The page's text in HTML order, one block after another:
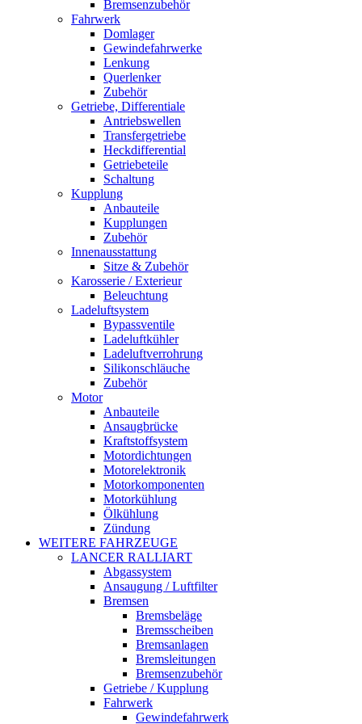
Bremsenzubehör
Fahrwerk
Domlager
Gewindefahrwerke
Lenkung
Querlenker
Zubehör
Getriebe, Differentiale
Antriebswellen
Transfergetriebe
Heckdifferential
Getriebeteile
Schaltung
Kupplung
Anbauteile
Kupplungen
Zubehör
Innenausstattung
Sitze & Zubehör
Karosserie / Exterieur
Beleuchtung
Ladeluftsystem
Bypassventile
Ladeluftkühler
Ladeluftverrohrung
Silikonschläuche
Zubehör
Motor
Anbauteile
Ansaugbrücke
Kraftstoffsystem
Motordichtungen
Motorelektronik
Motorkomponenten
Motorkühlung
Ölkühlung
Zündung
WEITERE FAHRZEUGE
LANCER RALLIART
Abgassystem
Ansaugung / Luftfilter
Bremsen
Bremsbeläge
Bremsscheiben
Bremsanlagen
Bremsleitungen
Bremsenzubehör
Getriebe / Kupplung
Fahrwerk
Gewindefahrwerk